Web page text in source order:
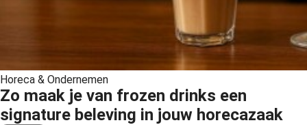
Horeca & Ondernemen
Zo maak je van frozen drinks een
signature beleving in jouw horecazaak